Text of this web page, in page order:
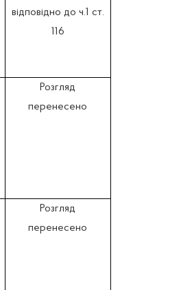
відповідно до ч.1 ст.
116
Розгляд
перенесено
Розгляд
перенесено